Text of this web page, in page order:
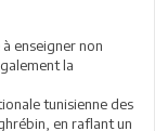
enseigner non
la
tunisienne des
en raflant un